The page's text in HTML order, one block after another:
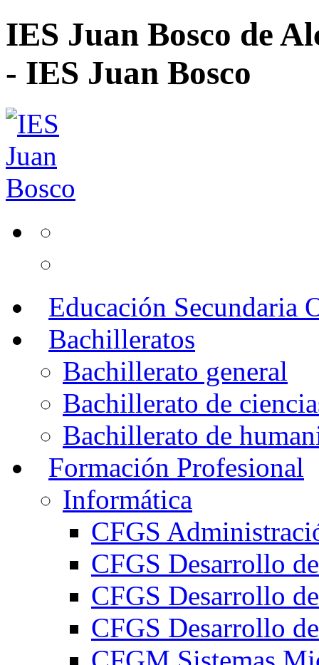
IES Juan Bosco de
- IES Juan Bosco
Educación Secundaria
Bachilleratos
Bachillerato general
Bachillerato de
Bachillerato de
Formación Profesional
Informática
CFGS
CFGS Desarrollo
CFGS Desarrollo
CFGS Desarrollo